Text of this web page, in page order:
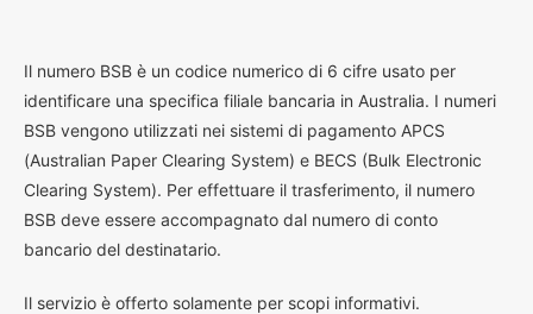
Il numero BSB è un codice numerico di 6 cifre usato per
identificare una specifica filiale bancaria in Australia. I numeri
BSB vengono utilizzati nei sistemi di pagamento APCS
(Australian Paper Clearing System) e BECS (Bulk Electronic
Clearing System). Per effettuare il trasferimento, il numero
BSB deve essere accompagnato dal numero di conto
bancario del destinatario.
Il servizio è offerto solamente per scopi informativi.